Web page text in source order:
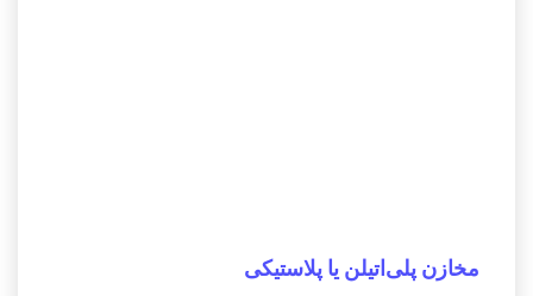
مخازن پلی‌اتیلن یا پلاستیکی